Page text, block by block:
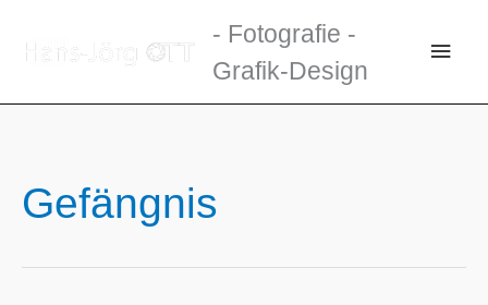
Inhalt
- Fotografie -
Grafik-Design
Gefängnis